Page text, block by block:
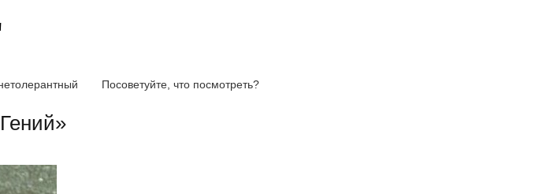
Посоветуйте, что посмотреть?